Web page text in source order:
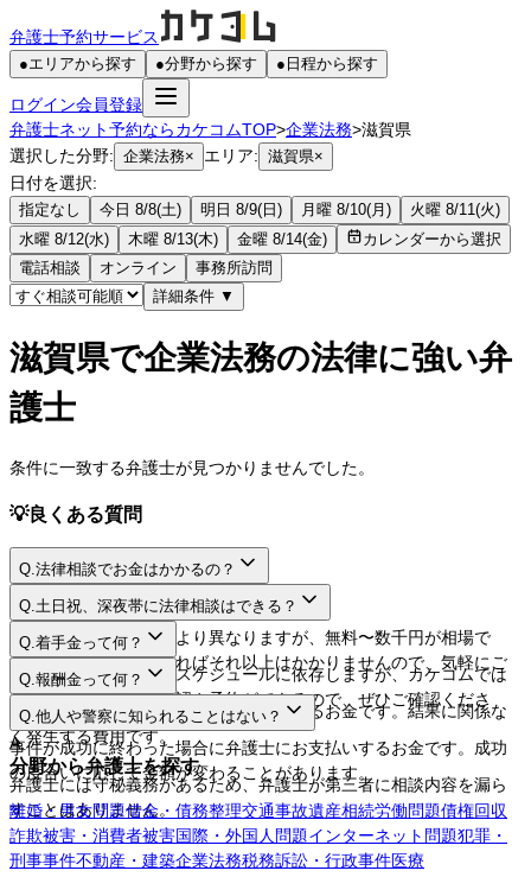
弁護士予約サービス
●エリアから探す ●分野から探す ● 日程から探す
ログイン会員登録
弁護士ネット予約ならカケコムTOP>企業法務>滋賀県
選択した分野: 企業法務× エリア: 滋賀県×
日付を選択:
指定なし 今日 8/8(土) 明日 8/9(日) 月曜 8/10(月)
火曜 8/11(火)
水曜 8/12(水)
木曜 8/13(木) 金曜 8/14(金)
カレンダーから選択
電話相談
オンライン
事務所訪問
詳細条件 ▼
滋賀県で企業法務の法律に強い弁
護士
条件に一致する弁護士が見つかりませんでした。
💡良くある質問
Q.法律相談でお金はかかるの？
A.
法律相談料は弁護士により異なりますが、無料〜数千円が相場で
す。相談するだけであればそれ以上はかかりませんので、気軽にご
利用してください。
Q.土日祝、深夜帯に法律相談はできる？
A.
日程や時間は弁護士のスケジュールに依存しますが、カケコムでは
ネットから空き枠の確認や予約ができるので、ぜひご確認くださ
い。
Q.着手金って何？
A.
弁護士に事件を依頼する際にお支払いするお金です。結果に関係な
く発生する費用です。
Q.報酬金って何？
A.
事件が成功に終わった場合に弁護士にお支払いするお金です。成功
の度合いに応じて金額が変わることがあります。
Q.他人や警察に知られることはない？
A.
弁護士には守秘義務があるため、弁護士が第三者に相談内容を漏ら
すことはありません。
分野から弁護士を探す
離婚・男女問題借金・債務整理交通事故遺産相続労働問題債権回収
詐欺被害・消費者被害国際・外国人問題インターネット問題犯罪・
刑事事件不動産・建築企業法務税務訴訟・行政事件医療